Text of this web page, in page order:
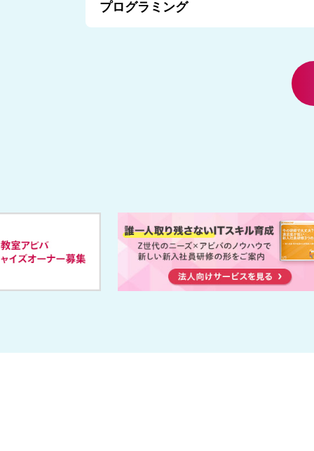
プログラミング